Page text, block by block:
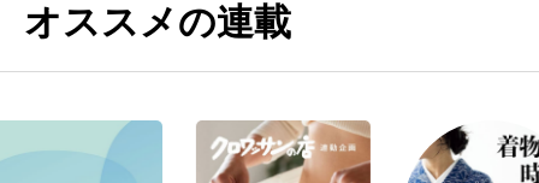
オススメの連載